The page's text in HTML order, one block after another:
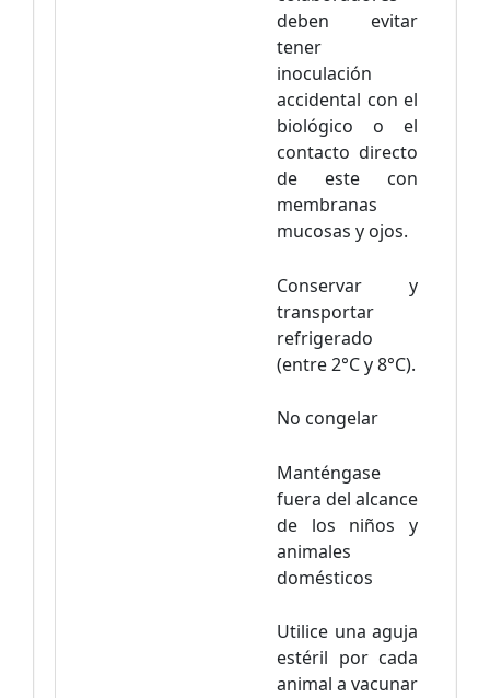
deben evitar
tener
inoculación
accidental con el
biológico o el
contacto directo
de este con
membranas
mucosas y ojos.
Conservar y
transportar
refrigerado
(entre 2°C y 8°C).
No congelar
Manténgase
fuera del alcance
de los niños y
animales
domésticos
Utilice una aguja
estéril por cada
animal a vacunar